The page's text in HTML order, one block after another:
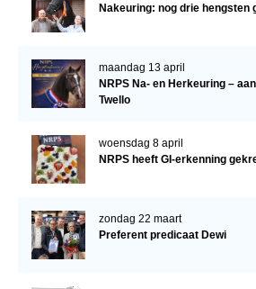
Nakeuring: nog drie hengsten
maandag 13 april
NRPS Na- en Herkeuring –
Twello
woensdag 8 april
NRPS heeft GI-erkenning
zondag 22 maart
Preferent predicaat Dewi